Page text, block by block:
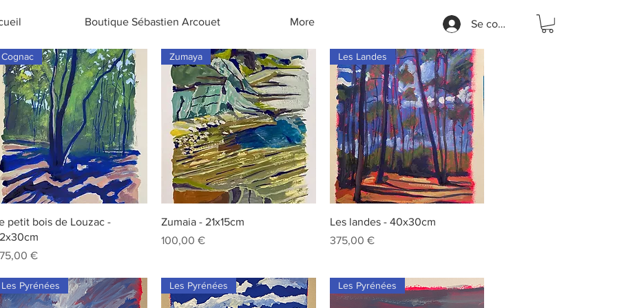
Se connecter
Boutique Sébastien Arcouet More
Aperçu rapide
Cognac
petit bois de Louzac -
€
Aperçu rapide
Zumaya
Zumaia - 21x15cm
Prix
100,00 €
Aperçu rapide
Les Landes
Les landes - 40x30cm
Prix
375,00 €
Les Pyrénées Les Pyrénées Les Pyrénées